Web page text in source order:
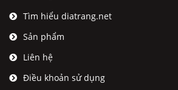
Tìm hiểu diatrang.net
Sản phẩm
Liên hệ
Điều khoản sử dụng